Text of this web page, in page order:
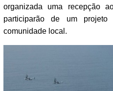
organizada uma recepção
participarão de um
comunidade local.